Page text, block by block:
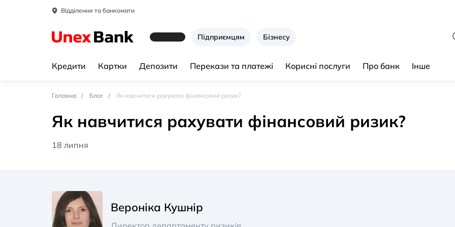
Відділення та банкомати
Підприємцям Бізнесу
Кредити Картки Депозити Перекази та платежі Корисні послуги Про банк Інше
Головна Блог Як навчитися рахувати фінансовий ризик?
Як навчитися рахувати фінансовий ризик?
18 липня
Вероніка Кушнір